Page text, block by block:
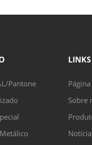
Pantone
Sobre